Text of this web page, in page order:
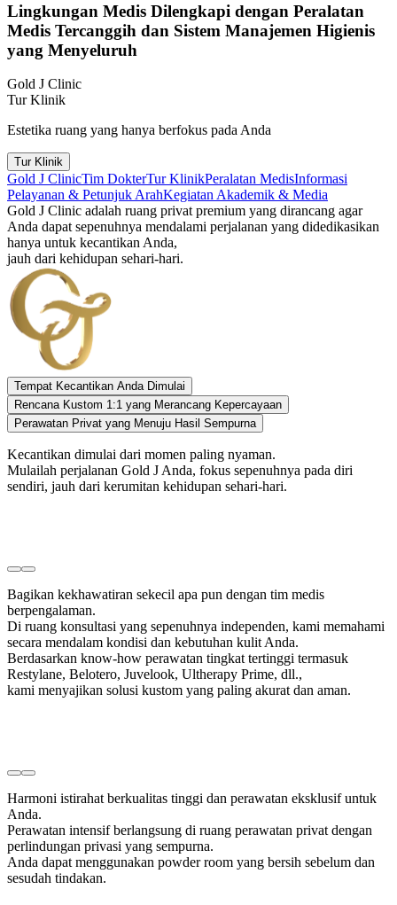
Lingkungan Medis Dilengkapi dengan Peralatan
Medis Tercanggih dan Sistem Manajemen Higienis
yang Menyeluruh
Gold J Clinic
Tur Klinik
Estetika ruang yang hanya berfokus pada Anda
Tur Klinik
Gold J ClinicTim DokterTur KlinikPeralatan MedisInformasi
Pelayanan & Petunjuk ArahKegiatan Akademik & Media
Gold J Clinic adalah ruang privat premium yang dirancang agar
Anda dapat sepenuhnya mendalami perjalanan yang didedikasikan
hanya untuk kecantikan Anda,
jauh dari kehidupan sehari-hari.
Tempat Kecantikan Anda Dimulai
Rencana Kustom 1:1 yang Merancang Kepercayaan
Perawatan Privat yang Menuju Hasil Sempurna
Kecantikan dimulai dari momen paling nyaman.
Mulailah perjalanan Gold J Anda, fokus sepenuhnya pada diri
sendiri, jauh dari kerumitan kehidupan sehari-hari.
Bagikan kekhawatiran sekecil apa pun dengan tim medis
berpengalaman.
Di ruang konsultasi yang sepenuhnya independen, kami memahami
secara mendalam kondisi dan kebutuhan kulit Anda.
Berdasarkan know-how perawatan tingkat tertinggi termasuk
Restylane, Belotero, Juvelook, Ultherapy Prime, dll.,
kami menyajikan solusi kustom yang paling akurat dan aman.
Harmoni istirahat berkualitas tinggi dan perawatan eksklusif untuk
Anda.
Perawatan intensif berlangsung di ruang perawatan privat dengan
perlindungan privasi yang sempurna.
Anda dapat menggunakan powder room yang bersih sebelum dan
sesudah tindakan.